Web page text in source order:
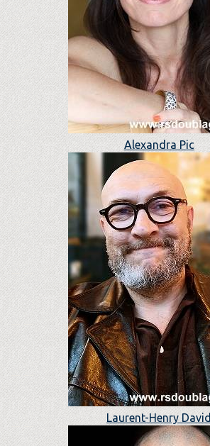
Alexandra Pic
Laurent-Henry David